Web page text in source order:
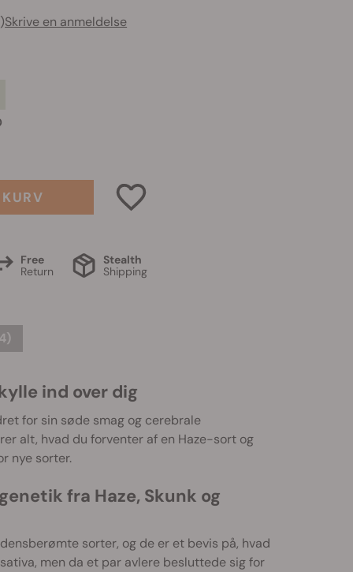
Skrive en anmeldelse
Free
Return
Stealth
Shipping
ind over dig
for sin søde smag og cerebrale
alt, hvad du forventer af en Haze-sort og
nye sorter.
fra Haze, Skunk og
sorter, og de er et bevis på, hvad
men da et par avlere besluttede sig for